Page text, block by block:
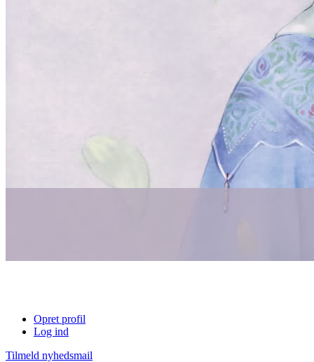
Opret profil
Log ind
Tilmeld nyhedsmail